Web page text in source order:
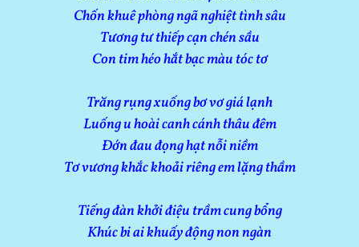
Chốn khuê phòng ngã nghiệt tình sâu
Tương tư thiếp cạn chén sầu
Con tim héo hắt bạc màu tóc tơ
Trăng rụng xuống bơ vơ giá lạnh
Luống u hoài canh cánh thâu đêm
Đớn đau đọng hạt nỗi niềm
Tơ vương khắc khoải riêng em lặng thầm
Tiếng đàn khởi điệu trầm cung bổng
Khúc bi ai khuấy động non ngàn